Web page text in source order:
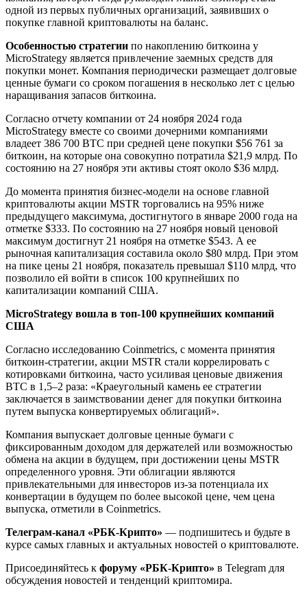
одной из первых публичных организаций, заявивших о
покупке главной криптовалюты на баланс.
Особенностью стратегии по накоплению биткоина у
MicroStrategy является привлечение заемных средств для
покупки монет. Компания периодически размещает долговые
ценные бумаги со сроком погашения в несколько лет с целью
наращивания запасов биткоина.
Согласно отчету компании от 24 ноября 2024 года
MicroStrategy вместе со своими дочерними компаниями
владеет 386 700 BTC при средней цене покупки $56 761 за
биткоин, на которые она совокупно потратила $21,9 млрд. По
состоянию на 27 ноября эти активы стоят около $36 млрд.
До момента принятия бизнес-модели на основе главной
криптовалюты акции MSTR торговались на 95% ниже
предыдущего максимума, достигнутого в январе 2000 года на
отметке $333. По состоянию на 27 ноября новый ценовой
максимум достигнут 21 ноября на отметке $543. А ее
рыночная капитализация составила около $80 млрд. При этом
на пике цены 21 ноября, показатель превышал $110 млрд, что
позволило ей войти в список 100 крупнейших по
капитализации компаний США.
MicroStrategy вошла в топ-100 крупнейших компаний
США
Согласно исследованию Coinmetrics, с момента принятия
биткоин-стратегии, акции MSTR стали коррелировать с
котировками биткоина, часто усиливая ценовые движения
BTC в 1,5–2 раза: «Краеугольный камень ее стратегии
заключается в заимствовании денег для покупки биткоина
путем выпуска конвертируемых облигаций».
Компания выпускает долговые ценные бумаги с
фиксированным доходом для держателей или возможностью
обмена на акции в будущем, при достижении цены MSTR
определенного уровня. Эти облигации являются
привлекательными для инвесторов из-за потенциала их
конвертации в будущем по более высокой цене, чем цена
выпуска, отметили в Coinmetrics.
Телеграм-канал «РБК-Крипто» — подпишитесь и будьте в
курсе самых главных и актуальных новостей о криптовалюте.
Присоединяйтесь к форуму «РБК-Крипто» в Telegram для
обсуждения новостей и тенденций криптомира.